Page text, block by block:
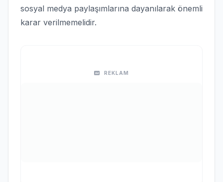
sosyal medya paylaşımlarına dayanılarak önemli
karar verilmemelidir.
REKLAM